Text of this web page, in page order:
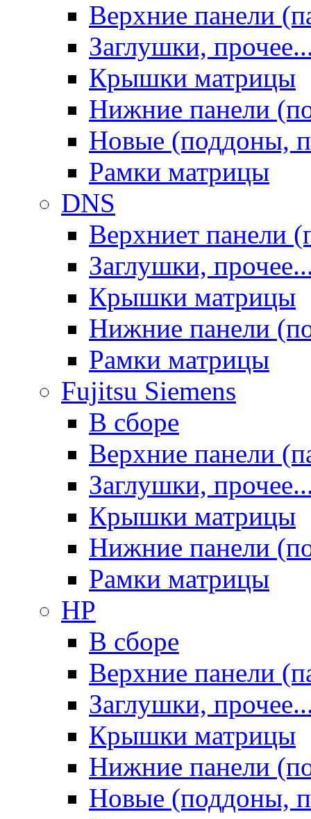
Верхние панели
Заглушки,
Крышки матрицы
Нижние панели
Новые (поддоны,
Рамки матрицы
DNS
Верхниет панели
Заглушки,
Крышки матрицы
Нижние панели
Рамки матрицы
Fujitsu Siemens
В сборе
Верхние панели
Заглушки,
Крышки матрицы
Нижние панели
Рамки матрицы
HP
В сборе
Верхние панели
Заглушки,
Крышки матрицы
Нижние панели
Новые (поддоны,